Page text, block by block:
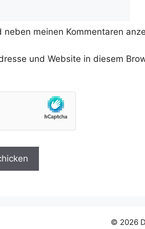
neben meinen Kommentaren
und Website in diesem
© 2026